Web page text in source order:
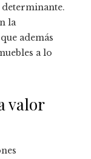
la
además
a lo
valor